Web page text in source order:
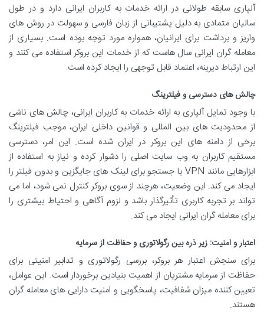
آلپاری سابقه طولانی در ارائه خدمات به کاربران ایرانی دارد و در طول
سالیان متمادی به دلیل پشتیبانی از زبان فارسی و سهولت در روش های
واریز و برداشت برای ایرانیان، همواره مورد توجه بوده است. بسیاری از
معامله گران ایرانی سال هاست که از خدمات این بروکر استفاده می کنند و
این ارتباط دیرینه، اعتماد قابل توجهی را ایجاد کرده است.
چالش های دسترسی و فیلترینگ
با وجود تمایل آلپاری به ارائه خدمات به کاربران ایرانی، چالش های ناشی
از محدودیت های بین المللی و قوانین داخلی ایران، موجب فیلترینگ
برخی از دامنه های این بروکر در ایران شده است. این امر، دسترسی
مستقیم کاربران به وب سایت اصلی را دشوار کرده و نیاز به استفاده از
ابزارهایی مانند VPN یا جستجو برای لینک های جایگزین و بدون فیلتر را
ایجاد می کند. این وضعیت، هرچند از سوی بروکر کنترل نمی شود، اما می
تواند بر تجربه کاربری تأثیرگذار باشد و لزوم آگاهی و احتیاط بیشتری را
برای معامله گران ایرانی ایجاد می کند.
اعتبار و امنیت: زیر ذره بین رگولاتوری و حفاظت از سرمایه
برای سنجش اعتبار هر بروکر، بررسی رگولاتوری و تدابیر امنیتی برای
حفاظت از سرمایه مشتریان از اهمیت بنیادین برخوردار است. این عوامل،
تعیین کننده میزان شفافیت، پاسخگویی و امنیت دارایی های معامله گران
هستند.